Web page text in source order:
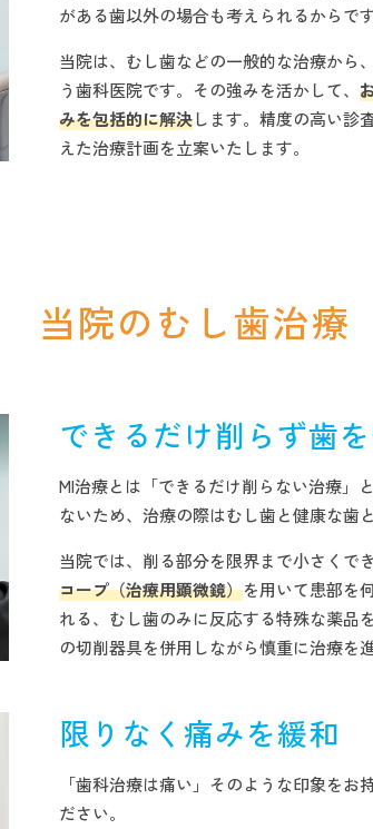
がある歯以外の場合も考えられるからです
当院は、むし歯などの一般的な治療から
う歯科医院です。その強みを活かして、
みを包括的に解決します。精度の高い診
えた治療計画を立案いたします。
当院のむし歯治療
できるだけ削らず歯
MI治療とは「できるだけ削らない治療」
ないため、治療の際はむし歯と健康な歯
当院では、削る部分を限界まで小さくで
コープ（治療用顕微鏡）を用いて患部を
れる、むし歯のみに反応する特殊な薬品
の切削器具を併用しながら慎重に治療を
限りなく痛みを緩和
「歯科治療は痛い」そのような印象を
ださい。